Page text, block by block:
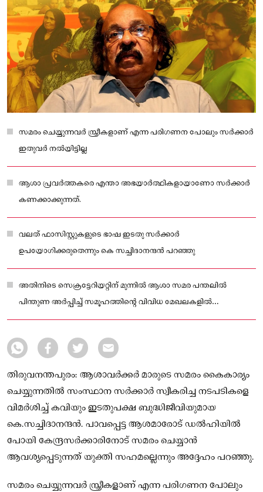
സമരം ചെയ്യുന്നവർ സ്ത്രീകളാണ് എന്ന പരിഗണന പോലും സർക്കാർ
ഇതുവർ നൽയിട്ടില്ല
ആശാ പ്രവർത്തകരെ എന്താ അഭയാർത്ഥികളായാണോ സർക്കാർ
കണക്കാക്കുന്നത്.
വലത് ഫാസിസ്റ്റുകളുടെ ഭാഷ ഇടതു സർക്കാർ
ഉപയോഗിക്കരുതെന്നും കെ സച്ചിദാനന്ദൻ പറഞ്ഞു
അതിനിടെ സെക്രട്ടേറിയറ്റിന് മുന്നിൽ ആശാ സമര പന്തലിൽ
പിന്തുണ അർപ്പിച്ച് സമൂഹത്തിന്റെ വിവിധ മേഖലകളിൽ
നിന്നുള്ളവരുടെ സാന്നിധ്യം വർദ്ധിക്കുകയാണ്
തിരുവനന്തപുരം: ആശാവർക്കർ മാരുടെ സമരം കൈകാര്യം
ചെയ്യുന്നതിൽ സംസ്ഥാന സർക്കാർ സ്വീകരിച്ച നടപടികളെ
വിമർശിച്ച് കവിയും ഇടതുപക്ഷ ബുദ്ധിജീവിയുമായ
കെ.സച്ചിദാനന്ദൻ. പാവപ്പെട്ട ആശമാരോട് ഡൽഹിയിൽ
പോയി കേന്ദ്രസർക്കാരിനോട് സമരം ചെയ്യാൻ
ആവശ്യപ്പെടുന്നത് യുക്തി സഹമല്ലെന്നും അദ്ദേഹം പറഞ്ഞു.
സമരം ചെയ്യുന്നവർ സ്ത്രീകളാണ് എന്ന പരിഗണന പോലും